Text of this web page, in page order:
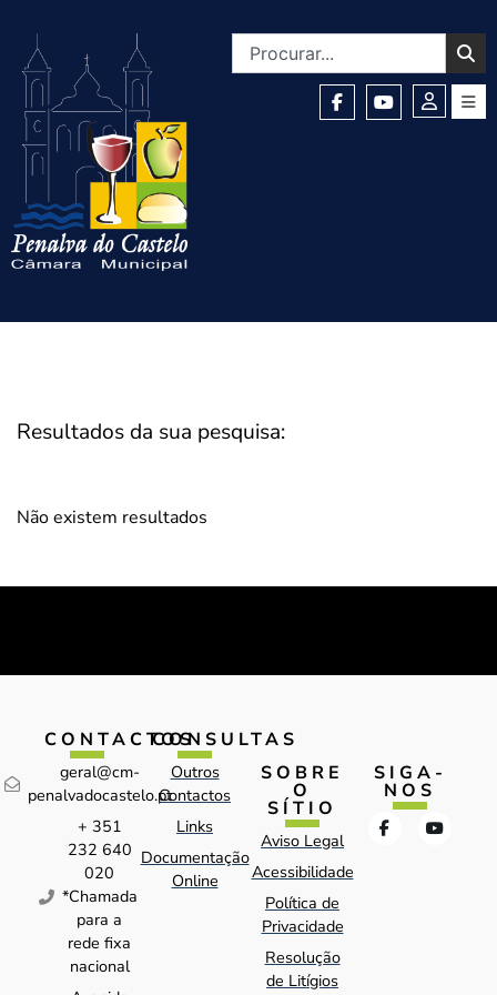
Resultados da sua pesquisa:
Não existem resultados
CONTACTOS
geral@cm-
penalvadocastelo.pt
+ 351
232 640
020
*Chamada
para a
rede fixa
nacional
CONSULTAS
Outros
Contactos
Links
Documentação
Online
SOBRE
O
SÍTIO
Aviso Legal
Acessibilidade
Política de
Privacidade
Resolução
de Litígios
SIGA-
NOS